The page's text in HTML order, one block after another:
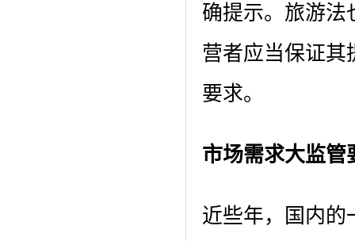
确提示。旅游法
营者应当保证其
要求。
市场需求大监管
近些年，国内的